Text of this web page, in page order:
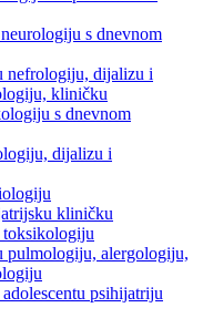
s dnevnom
nefrologiju, dijalizu i
kliničku
s dnevnom
dijalizu i
kliničku
pulmologiju, alergologiju,
psihijatriju